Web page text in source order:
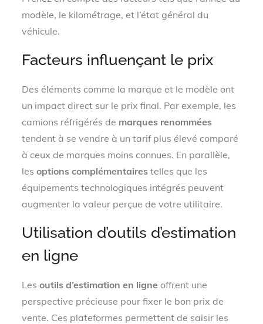
modèle, le kilométrage, et l’état général du
véhicule.
Facteurs influençant le prix
Des éléments comme la marque et le modèle ont
un impact direct sur le prix final. Par exemple, les
camions réfrigérés de marques renommées
tendent à se vendre à un tarif plus élevé comparé
à ceux de marques moins connues. En parallèle,
lesoptions complémentaires telles que les
équipements technologiques intégrés peuvent
augmenter la valeur perçue de votre utilitaire.
Utilisation d’outils d’estimation
en ligne
Lesoutils d’estimation en ligne offrent une
perspective précieuse pour fixer le bon prix de
vente. Ces plateformes permettent de saisir les